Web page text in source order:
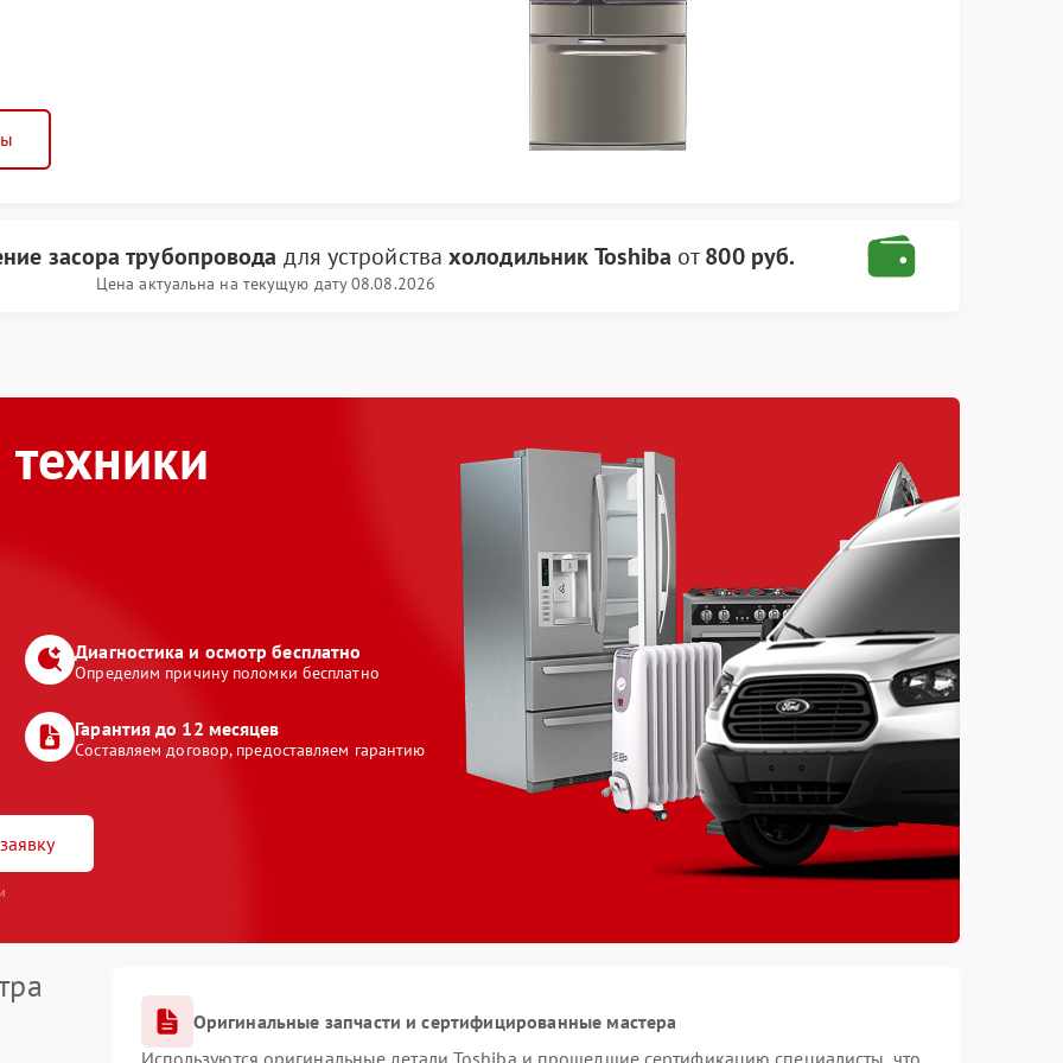
засора трубопровода для устройствахолодильник Toshiba от800 руб.
Цена актуальна на текущую дату 08.08.2026
Диагностика и осмотр бесплатно
Определим причину поломки бесплатно
Гарантия до 12 месяцев
Составляем договор, предоставляем гарантию
Оригинальные запчасти и сертифицированные мастера
Используются оригинальные детали Toshiba и прошедшие сертификацию специалисты, что